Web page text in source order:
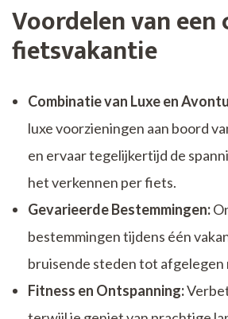
Voordelen van een
fietsvakantie
Combinatie van Luxe en
luxe voorzieningen aan boord
en ervaar tegelijkertijd de
het verkennen per fiets.
Gevarieerde Bestemmingen:
bestemmingen tijdens één
bruisende steden tot
Fitness en Ontspanning: